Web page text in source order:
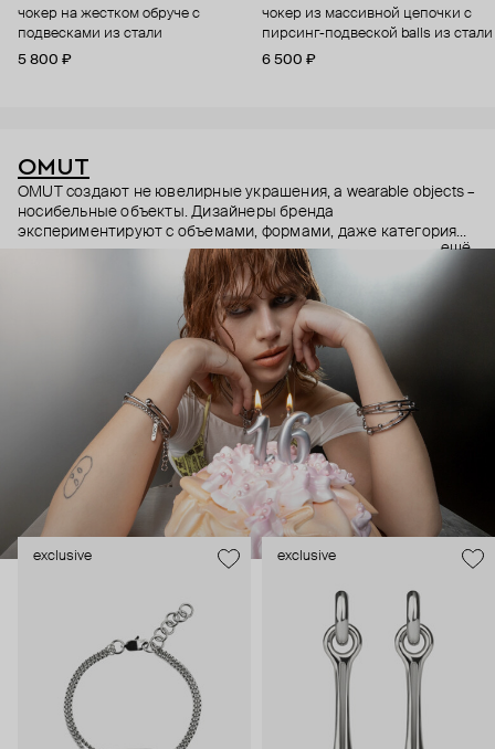
чокер на жестком обруче с
подвесками из стали
5 800 ₽
чокер из массивной цепочки с
пирсинг-подвеской balls из стали
6 500 ₽
OMUT
OMUT создают не ювелирные украшения, а wearable objects –
носибельные объекты. Дизайнеры бренда
экспериментируют с объемами, формами, даже категориями
украшений (цепи – не только на шею, но и на тело). В
результате получаются лаконичные украшения, но всегда с
неожиданными деталями: колье с пирсингом, шипованные
сердца и серьги-цепи. Украшения OMUT носят стилисты,
музыкальные исполнители и лидеры мнений: Алексей
Сухарев, Андрей Toxi$, Валя Карнавал и многие другие.
Эксклюзивно для Poison Drop бренд выпустил коллекцию
HOLD YOUR HORSES (Придержи своих коней),
вдохновленную удилами для контроля лошадей: не через
силу, а через точность давления.
ещё
exclusive exclusive